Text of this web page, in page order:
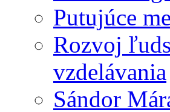
Putujúce
Rozvoj
vzdelávania
Sándor